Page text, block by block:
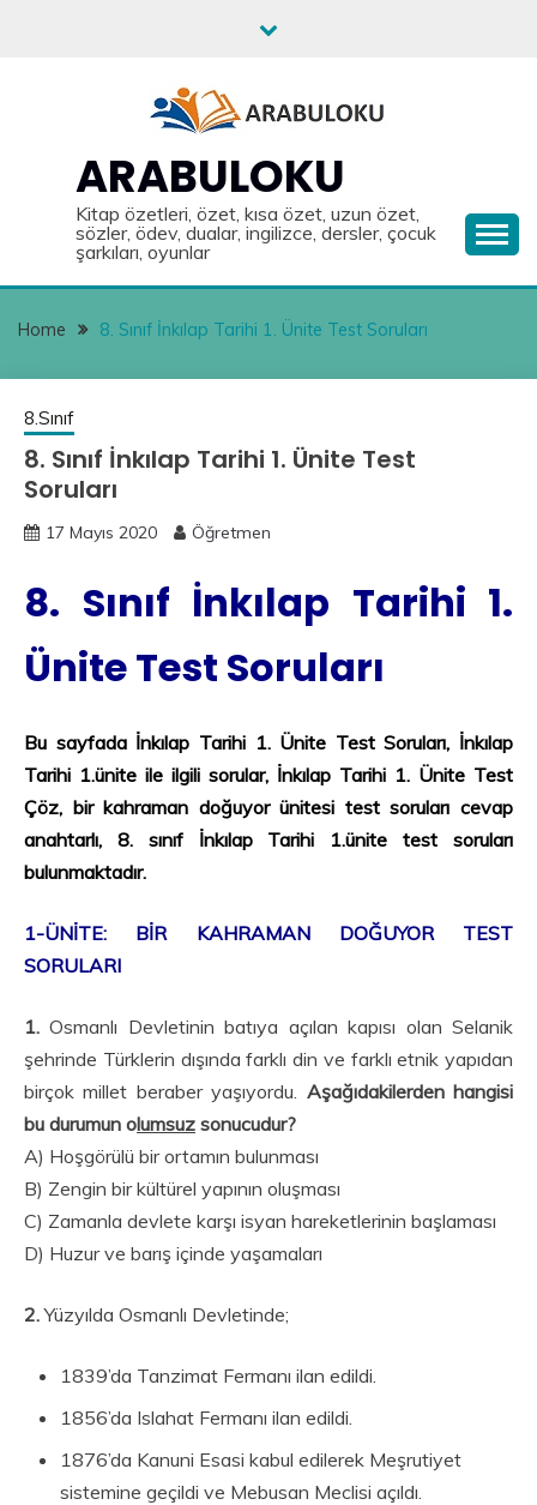
ARABULOKU
Kitap özetleri, özet, kısa özet, uzun özet,
sözler, ödev, dualar, ingilizce, dersler, çocuk
şarkıları, oyunlar
Home 8. Sınıf İnkılap Tarihi 1. Ünite Test Soruları
8.Sınıf
8. Sınıf İnkılap Tarihi 1. Ünite Test
Soruları
17 Mayıs 2020 Öğretmen
8. Sınıf İnkılap Tarihi 1.
Ünite Test Soruları
Bu sayfada İnkılap Tarihi 1. Ünite Test Soruları, İnkılap
Tarihi 1.ünite ile ilgili sorular, İnkılap Tarihi 1. Ünite Test
Çöz, bir kahraman doğuyor ünitesi test soruları cevap
anahtarlı, 8. sınıf İnkılap Tarihi 1.ünite test soruları
bulunmaktadır.
1-ÜNİTE: BİR KAHRAMAN DOĞUYOR TEST
SORULARI
1. Osmanlı Devletinin batıya açılan kapısı olan Selanik
şehrinde Türklerin dışında farklı din ve farklı etnik yapıdan
birçok millet beraber yaşıyordu. Aşağıdakilerden hangisi
bu durumun olumsuz sonucudur?
A) Hoşgörülü bir ortamın bulunması
B) Zengin bir kültürel yapının oluşması
C) Zamanla devlete karşı isyan hareketlerinin başlaması
D) Huzur ve barış içinde yaşamaları
2.Yüzyılda Osmanlı Devletinde;
1839’da Tanzimat Fermanı ilan edildi.
1856’da Islahat Fermanı ilan edildi.
1876’da Kanuni Esasi kabul edilerek Meşrutiyet
sistemine geçildi ve Mebusan Meclisi açıldı.